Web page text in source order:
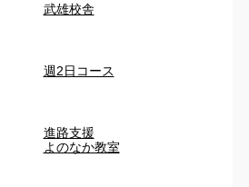
武雄校舎
週2日コース
進路支援
よのなか教室